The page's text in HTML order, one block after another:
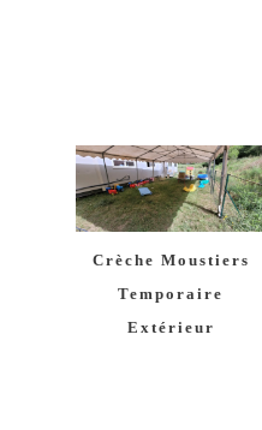
Crèche Moustiers
Temporaire
Extérieur